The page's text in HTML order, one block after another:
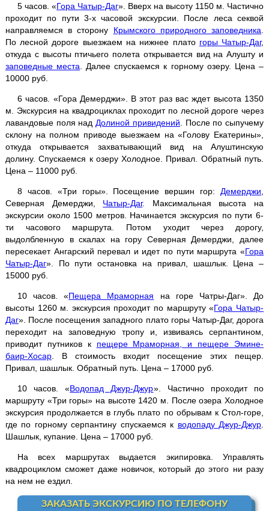
Судак + Новый Свет
"Тайган" - парк львов
Мыс Фиолент
Ай-Йори
Велоэкскурсии
Джип-туры
Каякинг
Квадроциклы
Конные прогулки
Рыбалка с катера
Трансфер
5 часов. «Гора Чатыр-Даг». Вверх на высоту 1150 м. Частично
проходит по пути 3-х часовой экскурсии. После леса секвой
направляемся в сторону Крымского природного заповедника
По лесной дороге выезжаем на нижнее плато горы Чатыр-Даг,
откуда с высоты птичьего полета открывается вид на Алушту и
заповедные места . Далее спускаемся к горному озеру. Цена –
10000 руб.
6 часов. «Гора Демерджи». В этот раз вас ждет высота 1350
м. Экскурсия на квадроциклах проходит по лесной дороге через
лавандовые поля над Долиной привидений . После по сыпучему
склону на полном приводе выезжаем на «Голову Екатерины»,
откуда открывается захватывающий вид на Алуштинскую
долину. Спускаемся к озеру Холодное. Привал. Обратный путь.
Цена – 11000 руб.
8 часов. «Три горы». Посещение вершин гор: Демерджи
Северная Демерджи, Чатыр-Даг. Максимальная высота на
экскурсии около 1500 метров. Начинается экскурсия по пути 6-
ти часового маршрута. Потом уходит через дорогу,
выдолбленную в скалах на гору Северная Демерджи, далее
пересекает Ангарский перевал и идет по пути маршрута «Гора
Чатыр-Даг». По пути остановка на привал, шашлык. Цена –
15000 руб.
10 часов. «Пещера Мраморная на горе Чатры-Даг». До
высоты 1260 м. экскурсия проходит по маршруту «Гора Чатыр-
Даг». После посещения западного плато горы Чатыр-Даг, дорога
переходит на заповедную тропу и, извиваясь серпантином,
приводит путников к пещере Мраморная, и пещере Эмине-
баир-Хосар. В стоимость входит посещение этих пещер.
Привал, шашлык. Обратный путь. Цена – 17000 руб.
10 часов. «Водопад Джур-Джур». Частично проходит по
маршруту «Три горы» на высоте 1420 м. После озера Холодное
экскурсия продолжается в глубь плато по обрывам к Стол-горе,
где по горному серпантину спускаемся к водопаду Джур-Джур
Шашлык, купание. Цена – 17000 руб.
На всех маршрутах выдается экипировка. Управлять
квадроциклом сможет даже новичок, который до этого ни разу
на нем не ездил.
ЗАКАЗАТЬ ЭКСКУРСИЮ ПО ТЕЛЕФОНУ